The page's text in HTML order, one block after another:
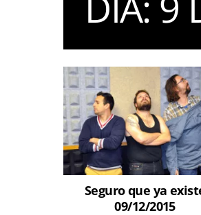
Seguro que ya
09/12/2015